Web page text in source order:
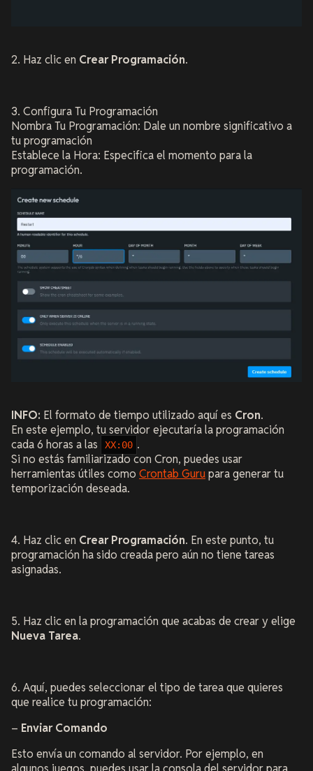
2. Haz clic en Crear Programación.
3. Configura Tu Programación
Nombra Tu Programación: Dale un nombre significativo a
tu programación
Establece la Hora: Especifica el momento para la
programación.
INFO: El formato de tiempo utilizado aquí es Cron.
En este ejemplo, tu servidor ejecutaría la programación
cada 6 horas a las
XX:00 .
Si no estás familiarizado con Cron, puedes usar
herramientas útiles como Crontab Gurupara generar tu
temporización deseada.
4. Haz clic en Crear Programación. En este punto, tu
programación ha sido creada pero aún no tiene tareas
asignadas.
5. Haz clic en la programación que acabas de crear y elige
Nueva Tarea.
6. Aquí, puedes seleccionar el tipo de tarea que quieres
que realice tu programación:
– Enviar Comando
Esto envía un comando al servidor. Por ejemplo, en